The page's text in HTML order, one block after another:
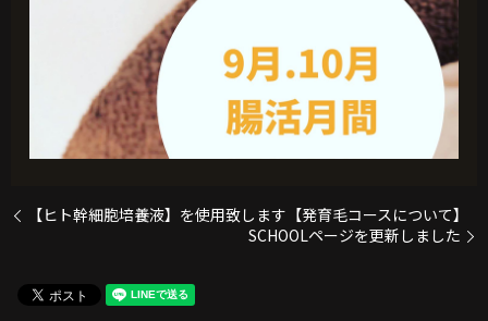
【ヒト幹細胞培養液】を使用致します【発育毛コースについて】
SCHOOLページを更新しました